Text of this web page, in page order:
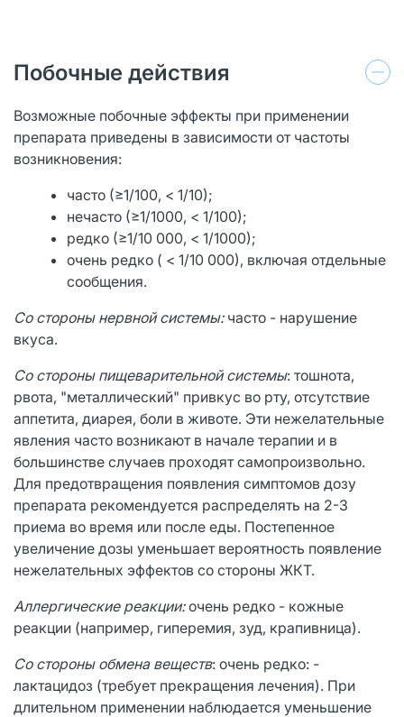
Побочные действия
Возможные побочные эффекты при применении
препарата приведены в зависимости от частоты
возникновения:
часто (≥1/100, < 1/10);
нечасто (≥1/1000, < 1/100);
редко (≥1/10 000, < 1/1000);
очень редко ( < 1/10 000), включая отдельные
сообщения.
Со стороны нервной системы:часто - нарушение
вкуса.
Со стороны пищеварительной системы: тошнота,
рвота, "металлический" привкус во рту, отсутствие
аппетита, диарея, боли в животе. Эти нежелательные
явления часто возникают в начале терапии и в
большинстве случаев проходят самопроизвольно.
Для предотвращения появления симптомов дозу
препарата рекомендуется распределять на 2-3
приема во время или после еды. Постепенное
увеличение дозы уменьшает вероятность появление
нежелательных эффектов со стороны ЖКТ.
Аллергические реакции:очень редко - кожные
реакции (например, гиперемия, зуд, крапивница).
Со стороны обмена веществ: очень редко: -
лактацидоз (требует прекращения лечения). При
длительном применении наблюдается уменьшение